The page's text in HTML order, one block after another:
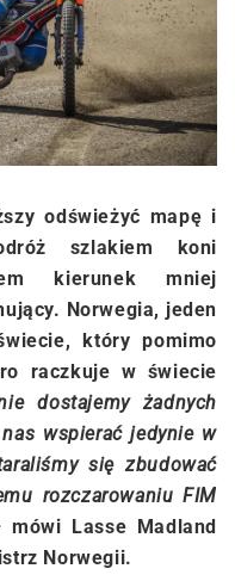
odświeżyć mapę i
szlakiem koni
kierunek mniej
Norwegia, jeden
który pomimo
raczkuje w świecie
dostajemy żadnych
wspierać jedynie w
się zbudować
rozczarowaniu FIM
mówi Lasse Madland
Norwegii.